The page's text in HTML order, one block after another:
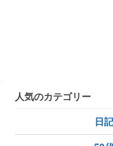
人気のカテゴリー
日記